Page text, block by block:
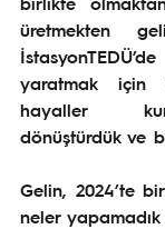
üretmekten
yaratmak
hayaller
dönüştürdük ve
Gelin, 2024’te
neler